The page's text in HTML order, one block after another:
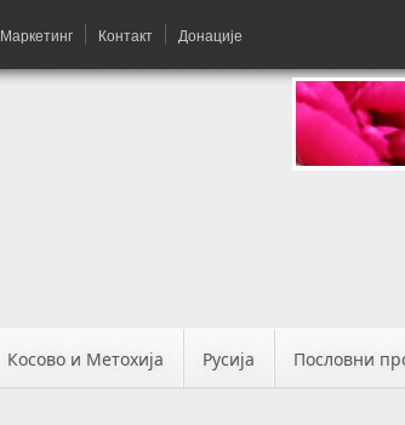
Маркетинг Контакт Донације
Косово и Метохија Русија Пословни